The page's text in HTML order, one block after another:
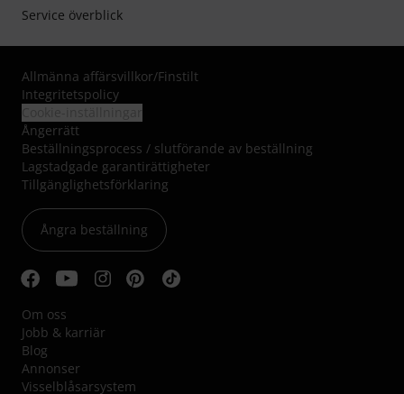
Service överblick
Allmänna affärsvillkor/Finstilt
Integritetspolicy
Ångerrätt
Beställningsprocess / slutförande av beställning
Lagstadgade garantirättigheter
Tillgänglighetsförklaring
Ångra beställning
Om oss
Jobb & karriär
Blog
Annonser
Visselblåsarsystem